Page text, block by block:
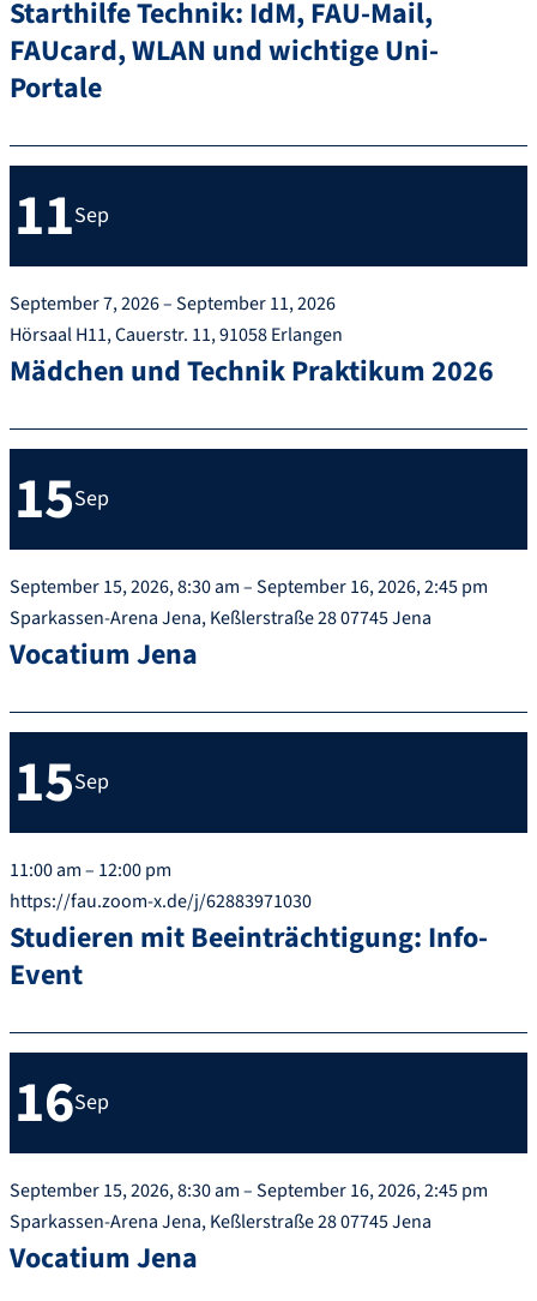
Starthilfe Technik: IdM, FAU-Mail,
FAUcard, WLAN und wichtige Uni-
Portale
11Sep
September 7, 2026 – September 11, 2026
Mädchen und Technik Praktikum 2026
Hörsaal H11, Cauerstr. 11, 91058 Erlangen
15Sep
September 15, 2026, 8:30 am – September 16, 2026, 2:45 pm
Vocatium Jena
Sparkassen-Arena Jena, Keßlerstraße 28 07745 Jena
15Sep
11:00 am – 12:00 pm
Studieren mit Beeinträchtigung: Info-
Event
https://fau.zoom-x.de/j/62883971030
16Sep
September 15, 2026, 8:30 am – September 16, 2026, 2:45 pm
Vocatium Jena
Sparkassen-Arena Jena, Keßlerstraße 28 07745 Jena